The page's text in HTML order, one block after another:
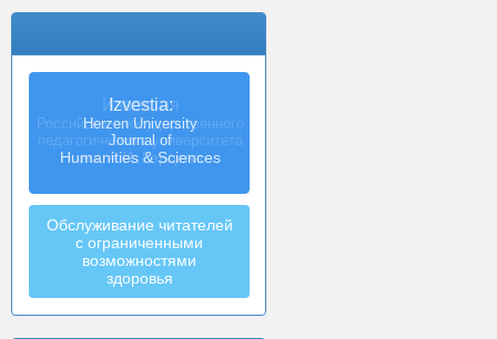
Izvestia:
Herzen University
Journal of
Humanities & Sciences
Обслуживание читателей
с ограниченными
возможностями
здоровья